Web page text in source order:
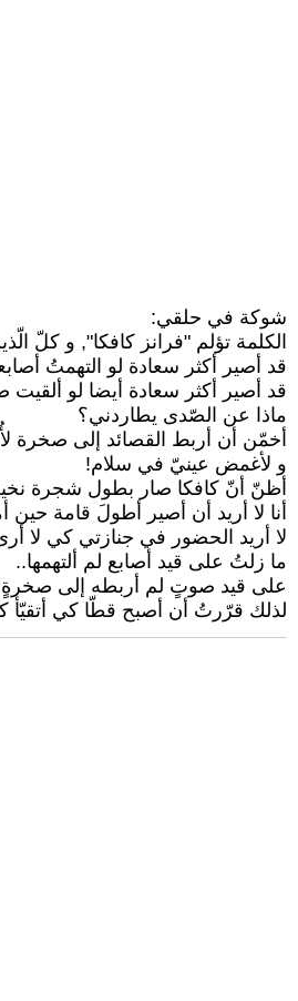
شوكة في حلقي:
الكلمة تؤلم "فرانز كافكا", و كلّ
قد أصير أكثر سعادة لو التهمتُ
قد أصير أكثر سعادة أيضا لو
ماذا عن الصّدى يطاردني؟
أخمّن أن أربط القصائد إلى صخرة
و لأغمض عينيّ في سلام!
أظنّ أنّ كافكا صار بطول شجرة
أنا لا أريد أن أصير أطولَ قامة حين
لا أريد الحضور في جنازتي كي لا
ما زلتُ على قيد أصابع لم ألتهمها..
على قيد صوتٍ لم أربطه إلى
لذلك قرّرتُ أن أصبح قطّا كي